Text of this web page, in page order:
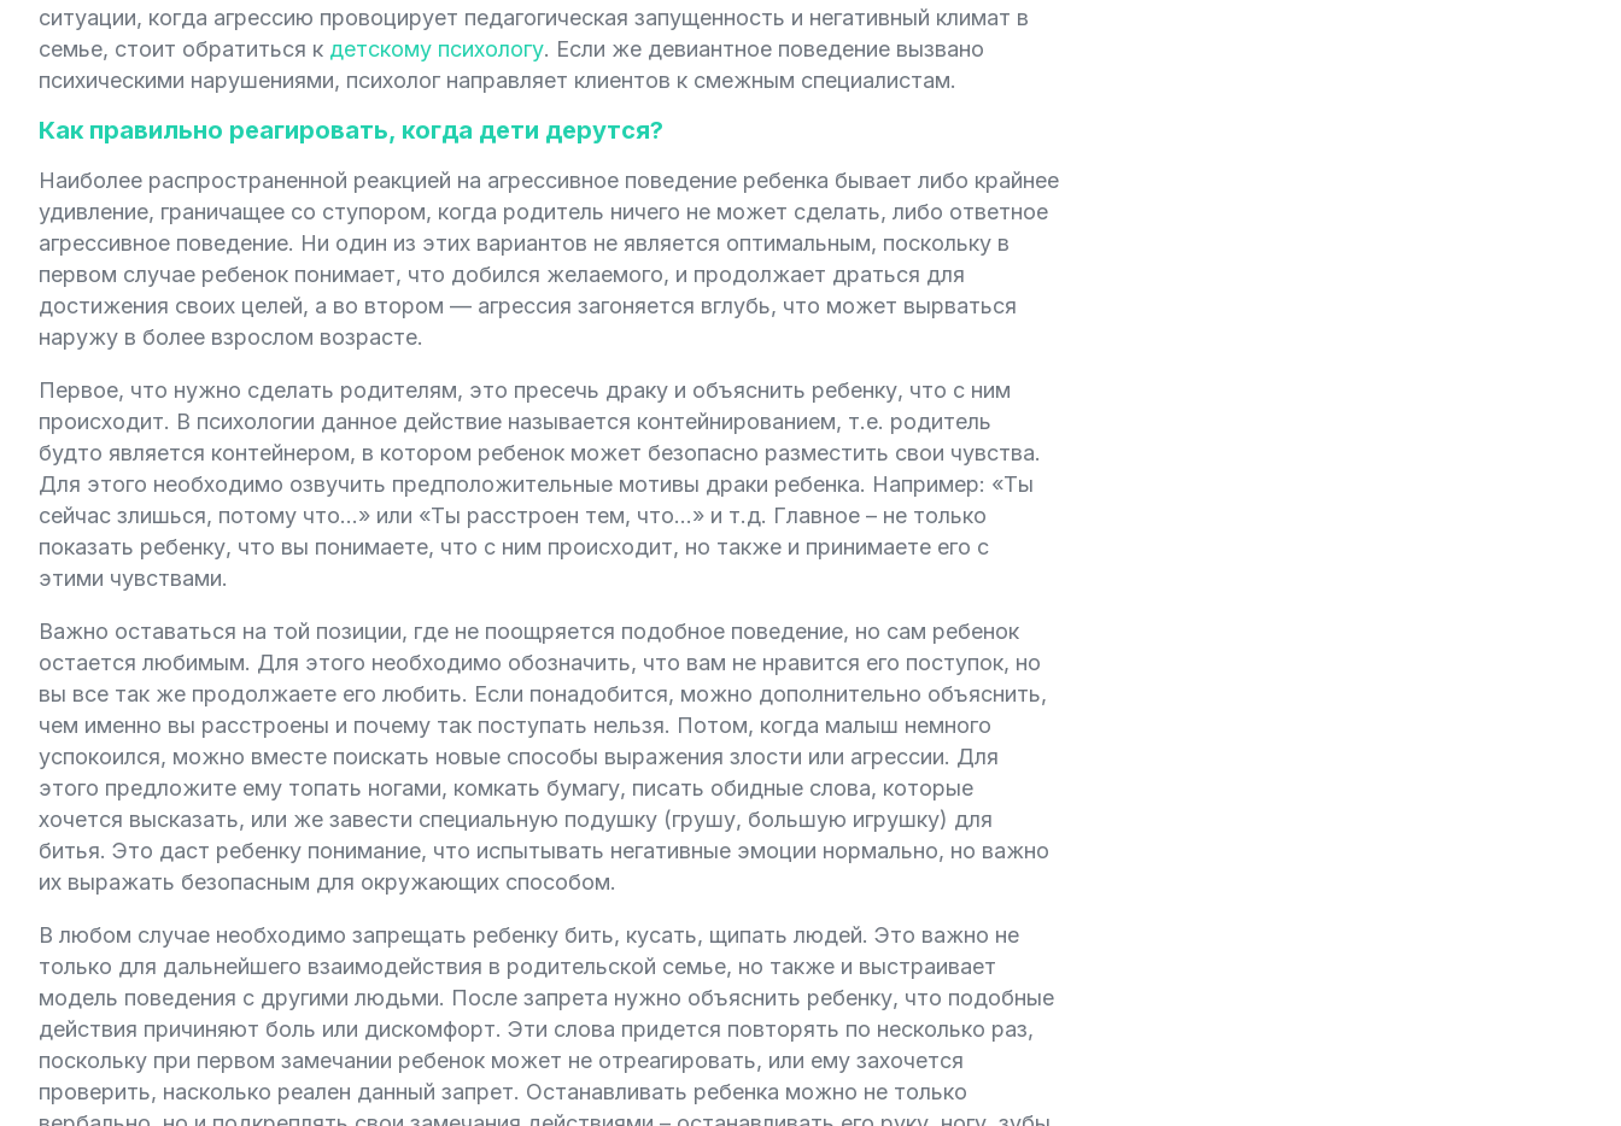
ситуации, когда агрессию провоцирует педагогическая запущенность и негативный климат в
семье, стоит обратиться к детскому психологу. Если же девиантное поведение вызвано
психическими нарушениями, психолог направляет клиентов к смежным специалистам.
Как правильно реагировать, когда дети дерутся?
Наиболее распространенной реакцией на агрессивное поведение ребенка бывает либо крайнее
удивление, граничащее со ступором, когда родитель ничего не может сделать, либо ответное
агрессивное поведение. Ни один из этих вариантов не является оптимальным, поскольку в
первом случае ребенок понимает, что добился желаемого, и продолжает драться для
достижения своих целей, а во втором — агрессия загоняется вглубь, что может вырваться
наружу в более взрослом возрасте.
Первое, что нужно сделать родителям, это пресечь драку и объяснить ребенку, что с ним
происходит. В психологии данное действие называется контейнированием, т.е. родитель
будто является контейнером, в котором ребенок может безопасно разместить свои чувства.
Для этого необходимо озвучить предположительные мотивы драки ребенка. Например: «Ты
сейчас злишься, потому что…» или «Ты расстроен тем, что…» и т.д. Главное – не только
показать ребенку, что вы понимаете, что с ним происходит, но также и принимаете его с
этими чувствами.
Важно оставаться на той позиции, где не поощряется подобное поведение, но сам ребенок
остается любимым. Для этого необходимо обозначить, что вам не нравится его поступок, но
вы все так же продолжаете его любить. Если понадобится, можно дополнительно объяснить,
чем именно вы расстроены и почему так поступать нельзя. Потом, когда малыш немного
успокоился, можно вместе поискать новые способы выражения злости или агрессии. Для
этого предложите ему топать ногами, комкать бумагу, писать обидные слова, которые
хочется высказать, или же завести специальную подушку (грушу, большую игрушку) для
битья. Это даст ребенку понимание, что испытывать негативные эмоции нормально, но важно
их выражать безопасным для окружающих способом.
В любом случае необходимо запрещать ребенку бить, кусать, щипать людей. Это важно не
только для дальнейшего взаимодействия в родительской семье, но также и выстраивает
модель поведения с другими людьми. После запрета нужно объяснить ребенку, что подобные
действия причиняют боль или дискомфорт. Эти слова придется повторять по несколько раз,
поскольку при первом замечании ребенок может не отреагировать, или ему захочется
проверить, насколько реален данный запрет. Останавливать ребенка можно не только